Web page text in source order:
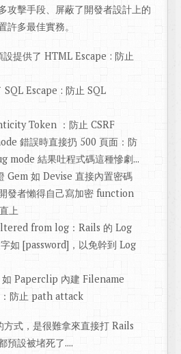
攻擊手段、屏蔽了開發者設計上的
許多最佳實務。
提供了 HTML Escape : 防止
Escape : 防止 SQL
Token ：防止 CSRF
錯誤時直接扔 500 頁面：防
mode 結果吐程式碼這種慘劇...
Gem 如 Devise 直接內置密碼
發者懶得自己寫加密 function
上
from log：Rails 的 Log
如 [password]，以免幹到 Log
如 Paperclip 內建 Filename
防止 path attack
式，是很難拿來直接打 Rails
預設被堵死了....